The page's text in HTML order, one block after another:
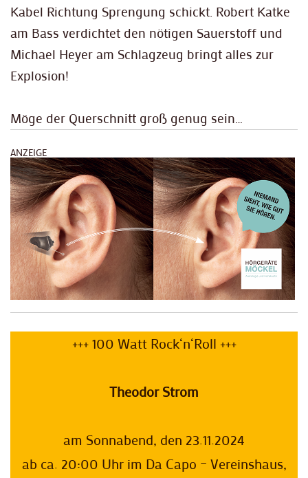
Kabel Richtung Sprengung schickt. Robert Katke
am Bass verdichtet den nötigen Sauerstoff und
Michael Heyer am Schlagzeug bringt alles zur
Explosion!
Möge der Querschnitt groß genug sein…
ANZEIGE
+++ 100 Watt Rock‘n‘Roll +++
Theodor Strom
am Sonnabend, den 23.11.2024
ab ca. 20:00 Uhr im Da Capo – Vereinshaus,